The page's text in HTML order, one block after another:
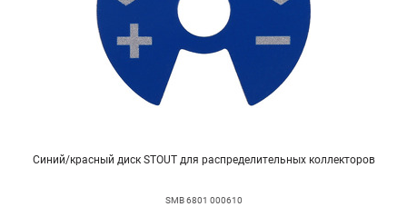
Синий/красный диск STOUT для распределительных коллекторов
SMB 6801 000610